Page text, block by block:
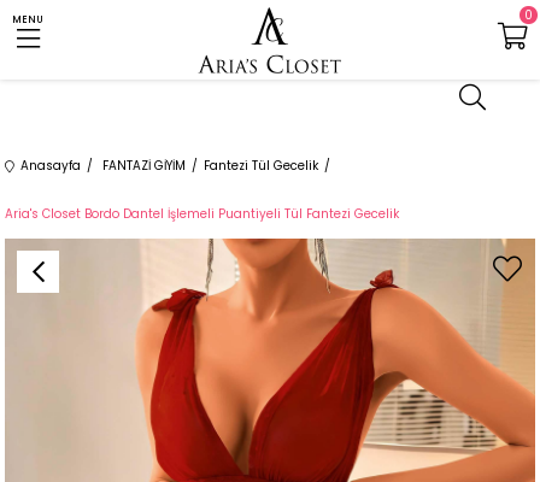
MENU 0
Anasayfa FANTAZİ GİYİM Fantezi Tül Gecelik
Aria's Closet Bordo Dantel İşlemeli Puantiyeli Tül Fantezi Gecelik